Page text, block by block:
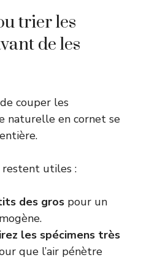
trier les
de les
couper les
naturelle en cornet se
utiles :
des gros pour un
les spécimens très
que l’air pénètre